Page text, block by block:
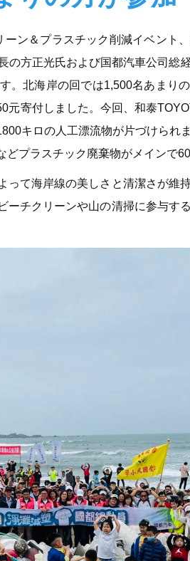
ーン＆プラスチック削減イベント
の方正光氏および国都汽車公司総
。北海岸の回では1,500名あまり
寄付しました。今回、和泰
キロの人工漂流物が片づけられ
プラスチック廃棄物がメインで
って海岸線の美しさと清潔さが維
ーチクリーンや山の清掃に参与す